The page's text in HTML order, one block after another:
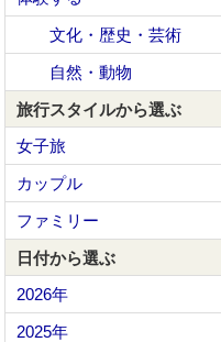
文化・歴史・芸術
自然・動物
旅行スタイルから選ぶ
女子旅
カップル
ファミリー
日付から選ぶ
2026年
2025年